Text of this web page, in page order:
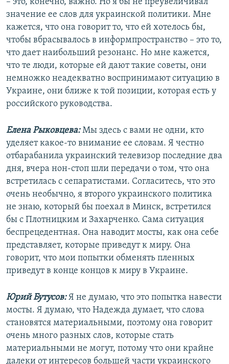
– это, конечно, важно. Но я бы не преувеличивал
значение ее слов для украинской политики. Мне
кажется, что она говорит то, что ей хотелось бы,
чтобы вбрасывалось в информпространство – это то,
что дает наибольший резонанс. Но мне кажется,
что те люди, которые ей дают такие советы, они
немножко неадекватно воспринимают ситуацию в
Украине, они ближе к той позиции, которая есть у
российского руководства.
Елена Рыковцева:Мы здесь с вами не одни, кто
уделяет какое-то внимание ее словам. Я честно
отбарабанила украинский телевизор последние два
дня, вчера нон-стоп шли передачи о том, что она
встретилась с сепаратистами. Согласитесь, что это
очень необычно, я второго украинского политика
не знаю, который бы поехал в Минск, встретился
бы с Плотницким и Захарченко. Сама ситуация
беспрецедентная. Она наводит мосты, как она себе
представляет, которые приведут к миру. Она
говорит, что мои попытки обменять пленных
приведут в конце концов к миру в Украине.
Юрий Бутусов:Я не думаю, что это попытка навести
мосты. Я думаю, что Надежда думает, что слова
становятся материальными, поэтому она говорит
очень много разных слов, которые стать
материальными не могут, потому что они крайне
далеки от интересов большей части украинского